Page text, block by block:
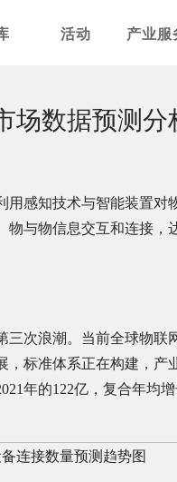
活动 产业服
场数据预测分
感知技术与智能装置对
与物信息交互和连接，
次浪潮。当前全球物联
标准体系正在构建，产
年的122亿，复合年均